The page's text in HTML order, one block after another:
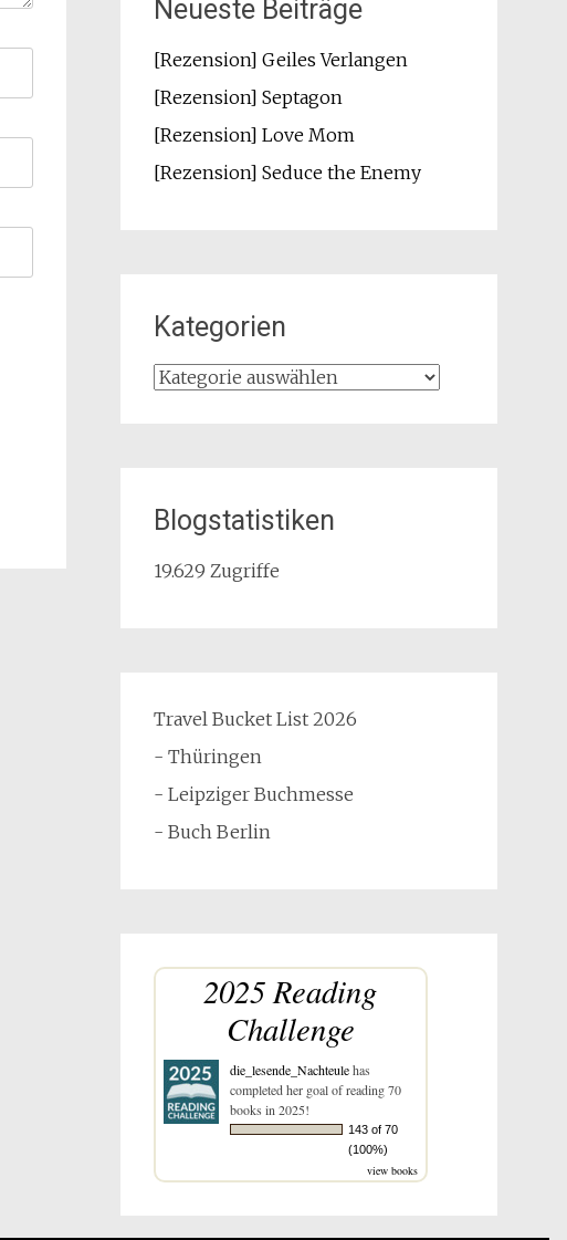
Neueste Beiträge
[Rezension] Geiles Verlangen
[Rezension] Septagon
[Rezension] Love Mom
[Rezension] Seduce the Enemy
Kategorien
Kategorien
Blogstatistiken
19.629 Zugriffe
Travel Bucket List 2026
- Thüringen
- Leipziger Buchmesse
- Buch Berlin
2025 Reading
Challenge
die_lesende_Nachteulehas
completed her goal of reading 70
books in 2025!
143 of 70
(100%)
view books